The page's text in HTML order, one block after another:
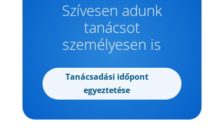
Szívesen adunk
tanácsot
személyesen is
Tanácsadási időpont
egyeztetése